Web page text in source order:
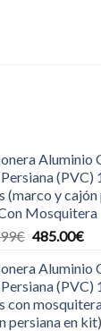
Aluminio
(PVC)
(marco y cajón
Mosquitera
€ El
original
era:
499.99€.
485.00€El
es:
Aluminio
(PVC)
con
persiana en kit)